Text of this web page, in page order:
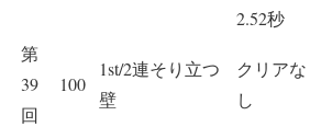
2.52秒
第
39
回
100
1st/2連そり立つ
壁
クリアな
し